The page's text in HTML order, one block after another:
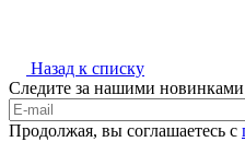
Назад к списку
Следите за нашими новинками
Продолжая, вы соглашаетесь с